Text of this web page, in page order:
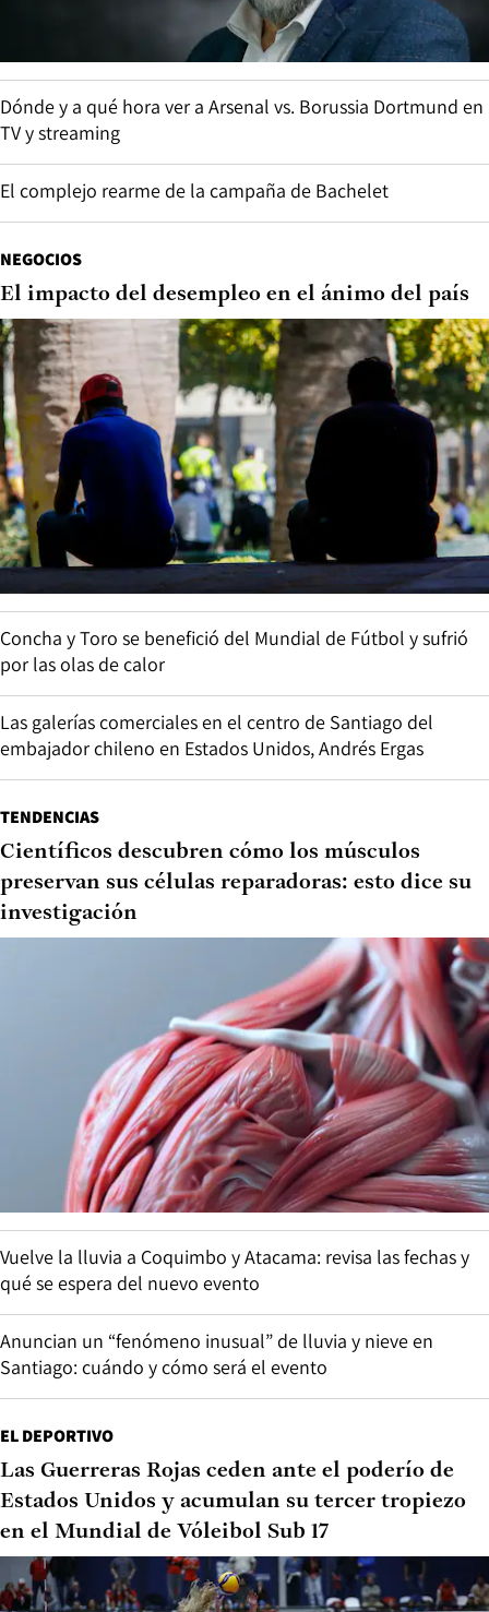
Dónde y a qué hora ver a Arsenal vs. Borussia Dortmund en
TV y streaming
El complejo rearme de la campaña de Bachelet
NEGOCIOS
El impacto del desempleo en el ánimo del país
Concha y Toro se benefició del Mundial de Fútbol y sufrió
por las olas de calor
Las galerías comerciales en el centro de Santiago del
embajador chileno en Estados Unidos, Andrés Ergas
TENDENCIAS
Científicos descubren cómo los músculos
preservan sus células reparadoras: esto dice su
investigación
Vuelve la lluvia a Coquimbo y Atacama: revisa las fechas y
qué se espera del nuevo evento
Anuncian un “fenómeno inusual” de lluvia y nieve en
Santiago: cuándo y cómo será el evento
EL DEPORTIVO
Las Guerreras Rojas ceden ante el poderío de
Estados Unidos y acumulan su tercer tropiezo
en el Mundial de Vóleibol Sub 17